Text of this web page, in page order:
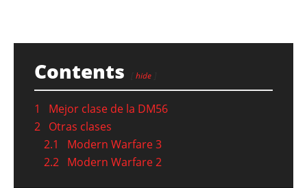
Contents hide
1
Mejor clase de la DM56
2 Otras clases
2.1
Modern Warfare 3
2.2 Modern Warfare 2